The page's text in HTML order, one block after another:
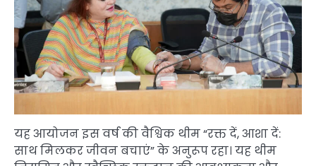
यह आयोजन इस वर्ष की वैश्विक थीम “रक्त दें, आशा दें:
साथ मिलकर जीवन बचाएं” के अनुरूप रहा। यह थीम